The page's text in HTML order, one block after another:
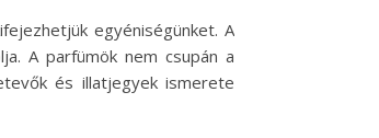
egyéniségünket. A
A parfümök nem csupán a
és illatjegyek ismerete